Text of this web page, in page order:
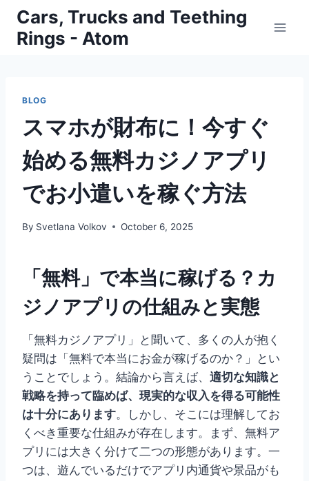
Skip
content
Cars, Trucks and Teething
Rings - Atom
BLOG
スマホが財布に！今すぐ
始める無料カジノアプリ
でお小遣いを稼ぐ方法
By Svetlana Volkov October 6, 2025
「無料」で本当に稼げる？カ
ジノアプリの仕組みと実態
「無料カジノアプリ」と聞いて、多くの人が抱く
疑問は「無料で本当にお金が稼げるのか？」とい
うことでしょう。結論から言えば、 適切な知識と
戦略を持って臨めば、現実的な収入を得る可能性
は十分にあります。しかし、そこには理解してお
くべき重要な仕組みが存在します。まず、無料ア
プリには大きく分けて二つの形態があります。一
つは、遊んでいるだけでアプリ内通貨や景品がも